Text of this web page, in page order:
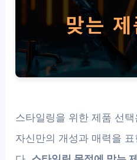
스타일링을 위한 제품 선
자신만의 개성과 매력을